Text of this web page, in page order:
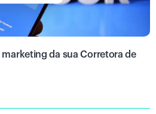
marketing da sua Corretora de